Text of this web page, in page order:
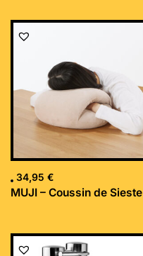
34,95 €
MUJI – Coussin de Sieste